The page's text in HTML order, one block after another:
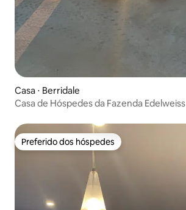
Casa ⋅ Berridale
Casa de Hóspedes da Fazenda Edelweiss
Preferido dos hóspedes
Preferido dos hóspedes